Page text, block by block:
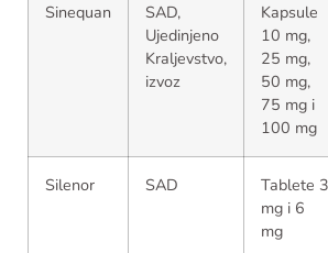
Sinequan
SAD,
Ujedinjeno
Kraljevstvo,
izvoz
Kapsule
10 mg,
25 mg,
50 mg,
75 mg i
100 mg
Silenor SAD
Tablete 3
mg i 6
mg